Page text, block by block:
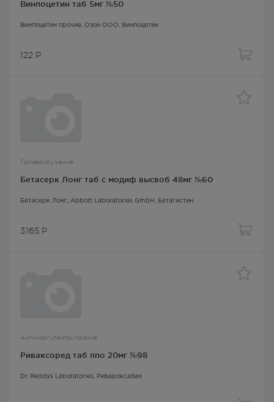
Винпоцетин таб 5мг №50
Винпоцетин прочие, Озон ООО, Винпоцетин
122 Р
Головокружение
Бетасерк Лонг таб с модиф высвоб 48мг №60
Бетасерк Лонг, Abbott Laboratories GmbH, Бетагистин
3165 Р
Антикоагулянты/прочие
Риваксоред таб ппо 20мг №98
Dr. Reddys Laboratories, Ривароксабан